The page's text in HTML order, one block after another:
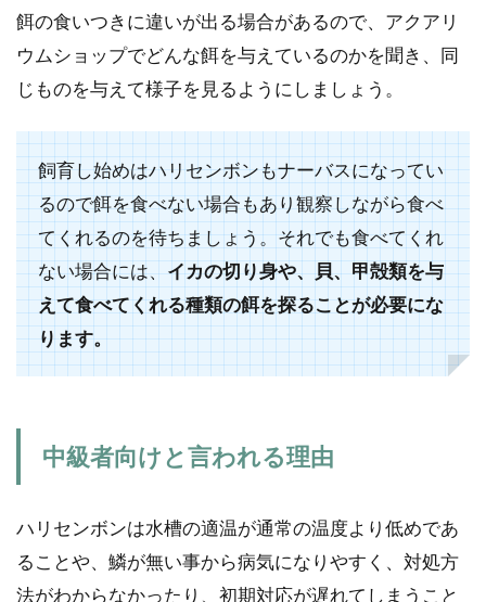
餌の食いつきに違いが出る場合があるので、アクアリ
ウムショップでどんな餌を与えているのかを聞き、同
じものを与えて様子を見るようにしましょう。
飼育し始めはハリセンボンもナーバスになってい
るので餌を食べない場合もあり観察しながら食べ
てくれるのを待ちましょう。それでも食べてくれ
ない場合には、イカの切り身や、貝、甲殻類を与
えて食べてくれる種類の餌を探ることが必要にな
ります。
中級者向けと言われる理由
ハリセンボンは水槽の適温が通常の温度より低めであ
ることや、鱗が無い事から病気になりやすく、対処方
法がわからなかったり、初期対応が遅れてしまうこと